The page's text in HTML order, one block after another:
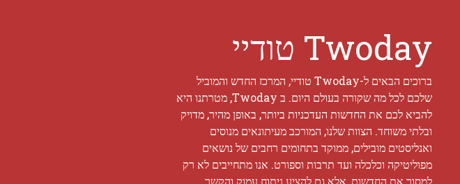
Twoday טודיי
ברוכים הבאים ל-Twoday טודיי, המרכז החדש והמוביל
שלכם לכל מה שקורה בעולם היום. ב Twoday, מטרתנו היא
להביא לכם את החדשות העדכניות ביותר, באופן מהיר, מדויק
ובלתי משוחד. הצוות שלנו, המורכב מעיתונאים מנוסים
ואנליסטים מובילים, ממוקד בתחומים רחבים של נושאים
מפוליטיקה וכלכלה ועד תרבות וספורט. אנו מתחייבים לא רק
למסור את החדשות, אלא גם להציע ניתוח עמוק והקשר